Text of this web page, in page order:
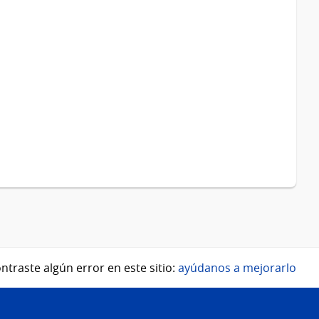
algún error en este sitio: ayúdanos a mejorarlo